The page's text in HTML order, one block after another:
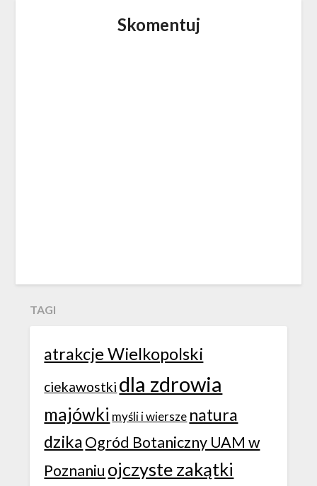
Skomentuj
TAGI
atrakcje Wielkopolski
ciekawostki dla zdrowia
majówki myśli i wiersze natura
dzikaOgród Botaniczny UAM w
Poznaniu ojczyste zakątki